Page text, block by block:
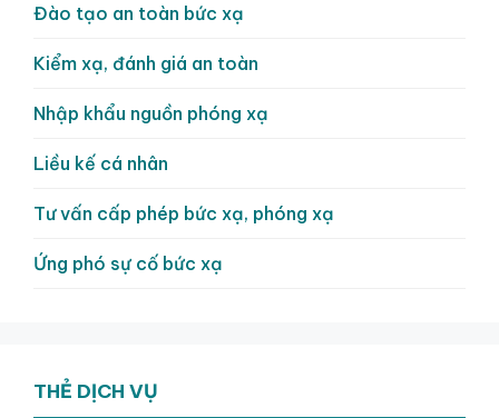
Đào tạo an toàn bức xạ
Kiểm xạ, đánh giá an toàn
Nhập khẩu nguồn phóng xạ
Liều kế cá nhân
Tư vấn cấp phép bức xạ, phóng xạ
Ứng phó sự cố bức xạ
THẺ DỊCH VỤ